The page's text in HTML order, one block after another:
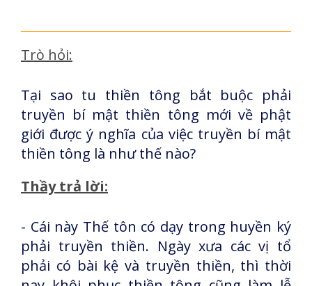
Trò hỏi:
Tại sao tu thiền tông bắt buộc phải
truyền bí mật thiền tông mới về phật
giới được ý nghĩa của việc truyền bí mật
thiền tông là như thế nào?
Thầy trả lời:
- Cái này Thế tôn có dạy trong huyền ký
phải truyền thiền. Ngày xưa các vị tổ
phải có bài kệ và truyền thiền, thì thời